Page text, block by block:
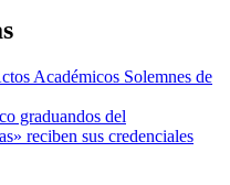
Académicos Solemnes de
graduandos del
reciben sus credenciales